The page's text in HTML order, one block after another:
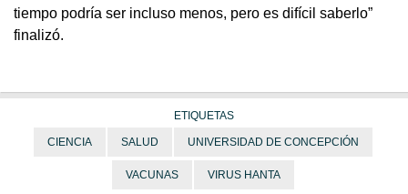
tiempo podría ser incluso menos, pero es difícil saberlo”
finalizó.
ETIQUETAS
CIENCIA SALUD UNIVERSIDAD DE CONCEPCIÓN
VACUNAS VIRUS HANTA